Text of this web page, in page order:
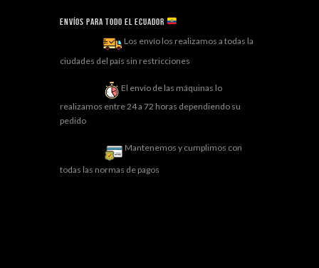
Envíos para todo el ECUADOR
Los envío los realizamos a todas la
ciudades del país sin restricciones
El envío de las máquinas lo
realizamos entre 24 a 72 horas dependiendo su
pedido
Mantenemos y cumplimos con
todas las normas de pagos